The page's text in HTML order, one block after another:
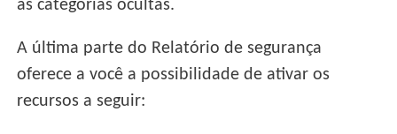
as categorias ocultas.
A última parte do Relatório de segurança
oferece a você a possibilidade de ativar os
recursos a seguir: